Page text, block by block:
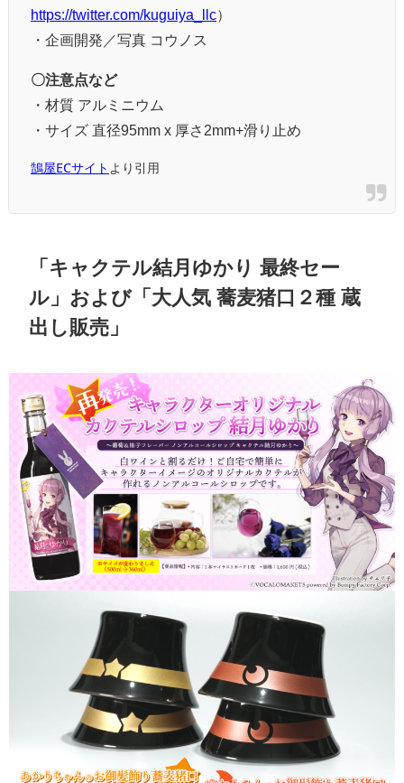
https://twitter.com/kuguiya_llc）
・企画開発／写真 コウノス
〇注意点など
・材質 アルミニウム
・サイズ 直径95mm x 厚さ2mm+滑り止め
鵠屋ECサイト より引用
「キャクテル結月ゆかり 最終セー
ル」および「大人気 蕎麦猪口２種 蔵
出し販売」